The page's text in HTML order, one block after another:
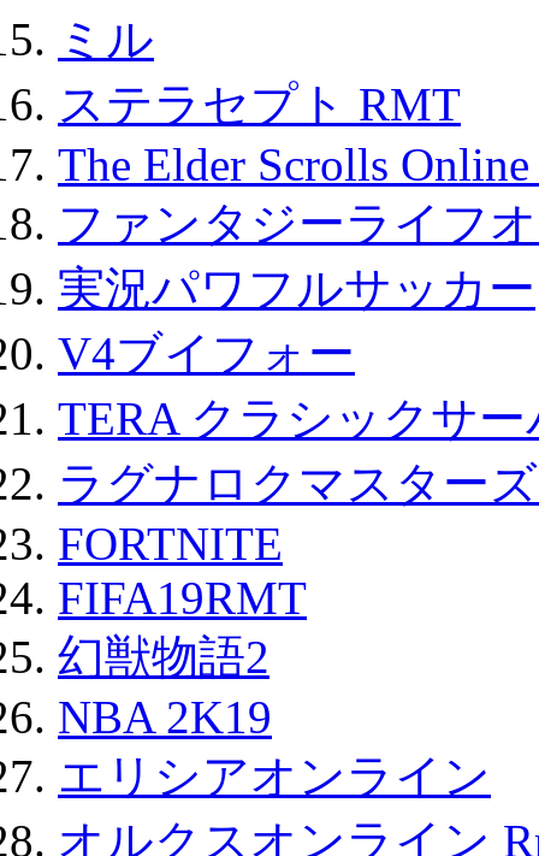
ミル
ステラセプト RMT
The Elder Scrolls
ファンタジーライフ
実況パワフルサッカー
V4ブイフォー
TERA クラシックサ
ラグナロクマスター
FORTNITE
FIFA19RMT
幻獣物語2
NBA 2K19
エリシアオンライン
オルクスオンライン